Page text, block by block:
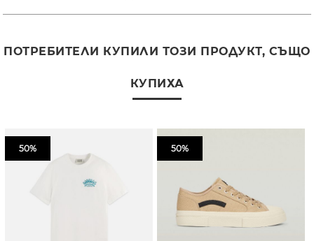
ПОТРЕБИТЕЛИ КУПИЛИ ТОЗИ ПРОДУКТ, СЪЩО
КУПИХА
50% 50%